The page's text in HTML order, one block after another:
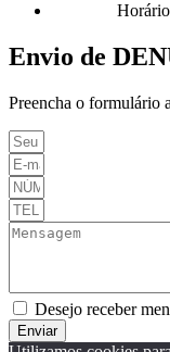
Envio de
Preencha o formulário
Desejo receber
Enviar